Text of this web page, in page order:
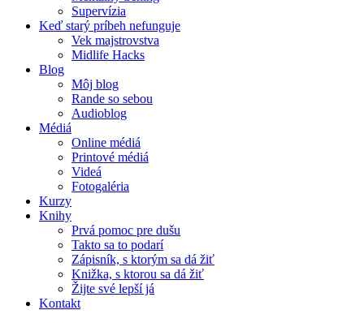
Supervízia
Keď starý príbeh nefunguje
Vek majstrovstva
Midlife Hacks
Blog
Môj blog
Rande so sebou
Audioblog
Médiá
Online médiá
Printové médiá
Videá
Fotogaléria
Kurzy
Knihy
Prvá pomoc pre dušu
Takto sa to podarí
Zápisník, s ktorým sa dá žiť
Knižka, s ktorou sa dá žiť
Žijte své lepší já
Kontakt